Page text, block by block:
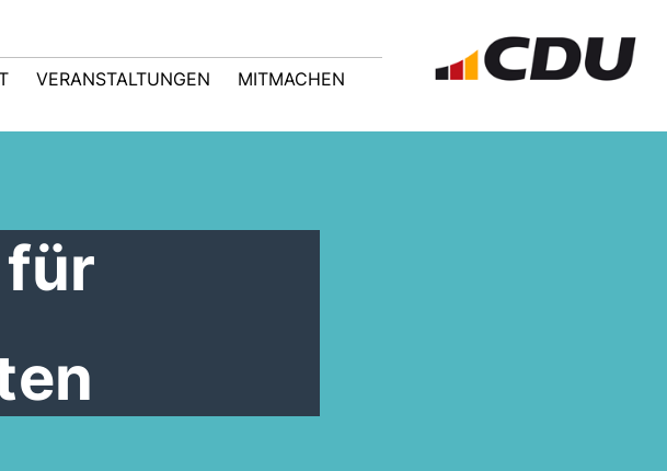
VERANSTALTUNGEN MITMACHEN